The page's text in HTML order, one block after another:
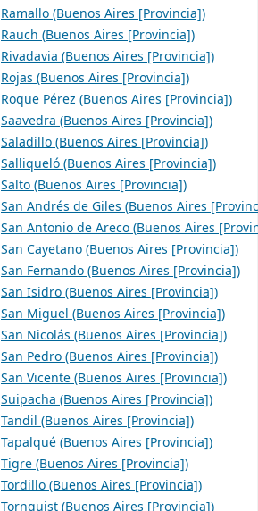
Ramallo (Buenos Aires [Provincia])
Rauch (Buenos Aires [Provincia])
Rivadavia (Buenos Aires [Provincia])
Rojas (Buenos Aires [Provincia])
Roque Pérez (Buenos Aires [Provincia])
Saavedra (Buenos Aires [Provincia])
Saladillo (Buenos Aires [Provincia])
Salliqueló (Buenos Aires [Provincia])
Salto (Buenos Aires [Provincia])
San Andrés de Giles (Buenos Aires
San Antonio de Areco (Buenos Aires
San Cayetano (Buenos Aires [Provincia])
San Fernando (Buenos Aires [Provincia])
San Isidro (Buenos Aires [Provincia])
San Miguel (Buenos Aires [Provincia])
San Nicolás (Buenos Aires [Provincia])
San Pedro (Buenos Aires [Provincia])
San Vicente (Buenos Aires [Provincia])
Suipacha (Buenos Aires [Provincia])
Tandil (Buenos Aires [Provincia])
Tapalqué (Buenos Aires [Provincia])
Tigre (Buenos Aires [Provincia])
Tordillo (Buenos Aires [Provincia])